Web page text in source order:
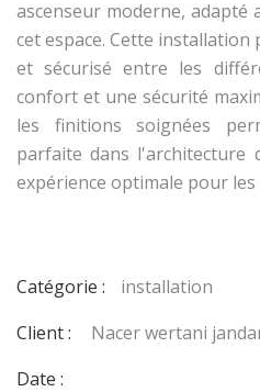
ascenseur moderne, adapté
cet espace. Cette
et sécurisé entre les
confort et une sécurité
les finitions soignées
parfaite dans l'architecture
expérience optimale pour
Catégorie :
installation
Client :
Nacer wertani
Date :